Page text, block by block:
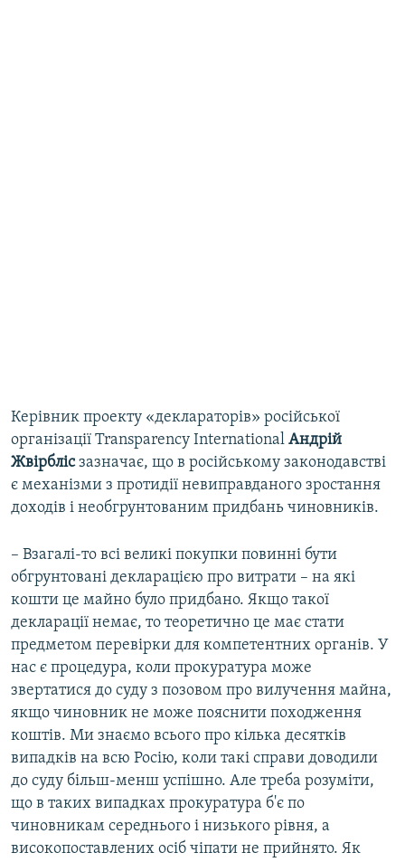
Керівник проекту «деклараторів» російської
організації Transparency International Андрій
Жвірблісзазначає, що в російському законодавстві
є механізми з протидії невиправданого зростання
доходів і необгрунтованим придбань чиновників.
– Взагалі-то всі великі покупки повинні бути
обгрунтовані декларацією про витрати – на які
кошти це майно було придбано. Якщо такої
декларації немає, то теоретично це має стати
предметом перевірки для компетентних органів. У
нас є процедура, коли прокуратура може
звертатися до суду з позовом про вилучення майна,
якщо чиновник не може пояснити походження
коштів. Ми знаємо всього про кілька десятків
випадків на всю Росію, коли такі справи доводили
до суду більш-менш успішно. Але треба розуміти,
що в таких випадках прокуратура б'є по
чиновникам середнього і низького рівня, а
високопоставлених осіб чіпати не прийнято. Як